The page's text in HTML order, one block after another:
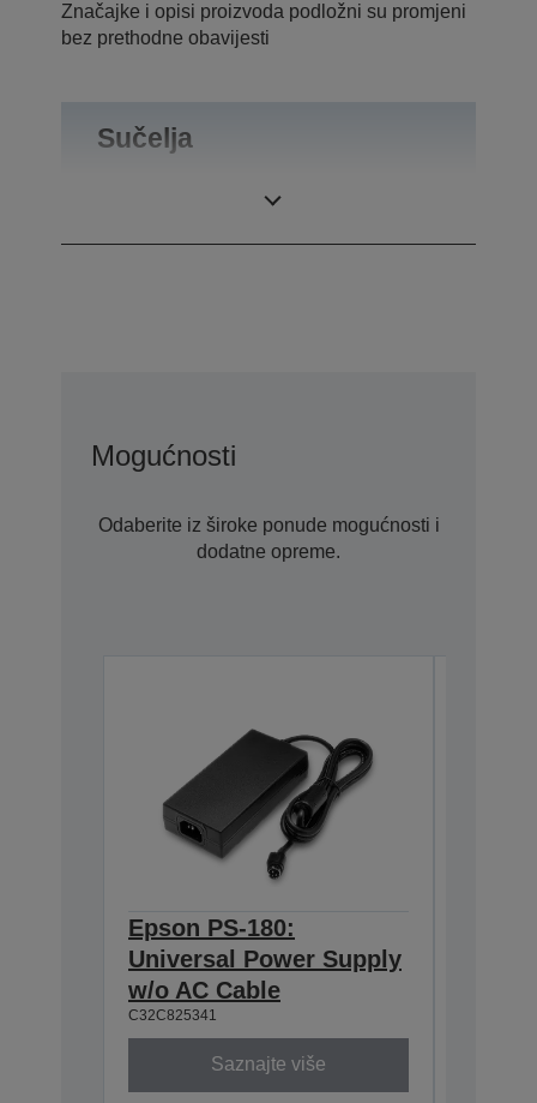
Značajke i opisi proizvoda podložni su promjeni
bez prethodne obavijesti
Sučelja
Mogućnosti
Odaberite iz široke ponude mogućnosti i
dodatne opreme.
Epson PS-180:
Universal Power Supply
w/o AC Cable
C32C825341
Saznajte više